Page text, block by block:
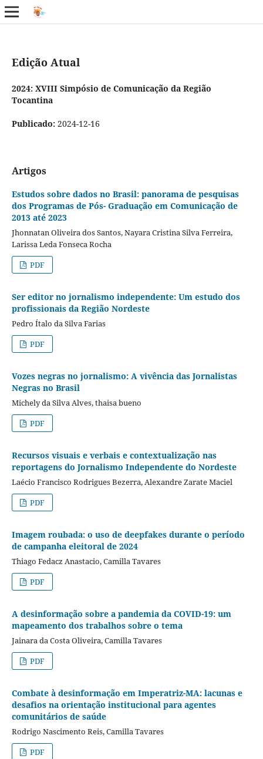
Edição Atual
2024: XVIII Simpósio de Comunicação da Região
Tocantina
Publicado: 2024-12-16
Artigos
Estudos sobre dados no Brasil: panorama de pesquisas
dos Programas de Pós- Graduação em Comunicação de
2013 até 2023
Jhonnatan Oliveira dos Santos, Nayara Cristina Silva Ferreira,
Larissa Leda Fonseca Rocha
PDF
Ser editor no jornalismo independente: Um estudo dos
profissionais da Região Nordeste
Pedro Ítalo da Silva Farias
PDF
Vozes negras no jornalismo: A vivência das Jornalistas
Negras no Brasil
Michely da Silva Alves, thaisa bueno
PDF
Recursos visuais e verbais e contextualização nas
reportagens do Jornalismo Independente do Nordeste
Laécio Francisco Rodrigues Bezerra, Alexandre Zarate Maciel
PDF
Imagem roubada: o uso de deepfakes durante o período
de campanha eleitoral de 2024
Thiago Fedacz Anastacio, Camilla Tavares
PDF
A desinformação sobre a pandemia da COVID-19: um
mapeamento dos trabalhos sobre o tema
Jainara da Costa Oliveira, Camilla Tavares
PDF
Combate à desinformação em Imperatriz-MA: lacunas e
desafios na orientação institucional para agentes
comunitários de saúde
Rodrigo Nascimento Reis, Camilla Tavares
PDF